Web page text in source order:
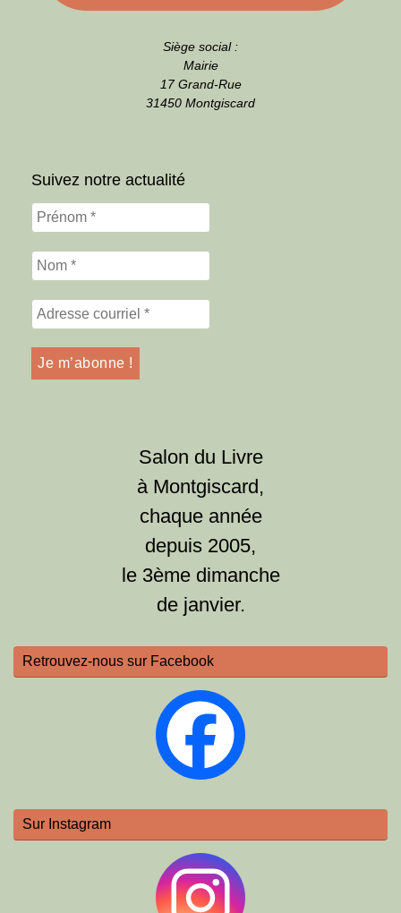
Siège social :
Mairie
17 Grand-Rue
31450 Montgiscard
Suivez notre actualité
Salon du Livre
à Montgiscard,
chaque année
depuis 2005,
le 3ème dimanche
de janvier.
Retrouvez-nous sur Facebook
Sur Instagram